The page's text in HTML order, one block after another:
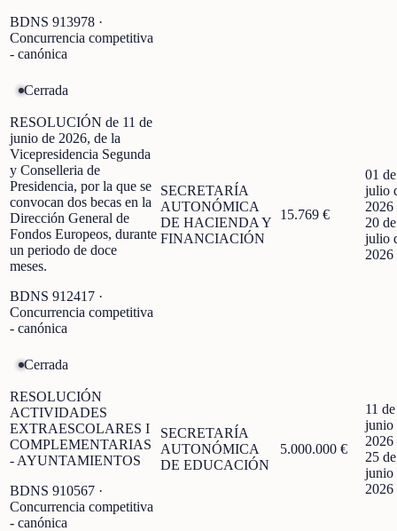
BDNS 913978 ·
Concurrencia competitiva
- canónica
Cerrada
RESOLUCIÓN de 11 de
junio de 2026, de la
Vicepresidencia Segunda
y Conselleria de
Presidencia, por la que se
convocan dos becas en la
Dirección General de
Fondos Europeos, durante
un periodo de doce
meses.
BDNS 912417 ·
Concurrencia competitiva
- canónica
SECRETARÍA
AUTONÓMICA
DE HACIENDA Y
FINANCIACIÓN
15.769 €
01 de
julio
2026
20 de
julio
2026
Cerrada
RESOLUCIÓN
ACTIVIDADES
EXTRAESCOLARES I
COMPLEMENTARIAS
- AYUNTAMIENTOS
BDNS 910567 ·
Concurrencia competitiva
- canónica
SECRETARÍA
AUTONÓMICA
DE EDUCACIÓN
5.000.000 €
11 de
junio
2026
25 de
junio
2026